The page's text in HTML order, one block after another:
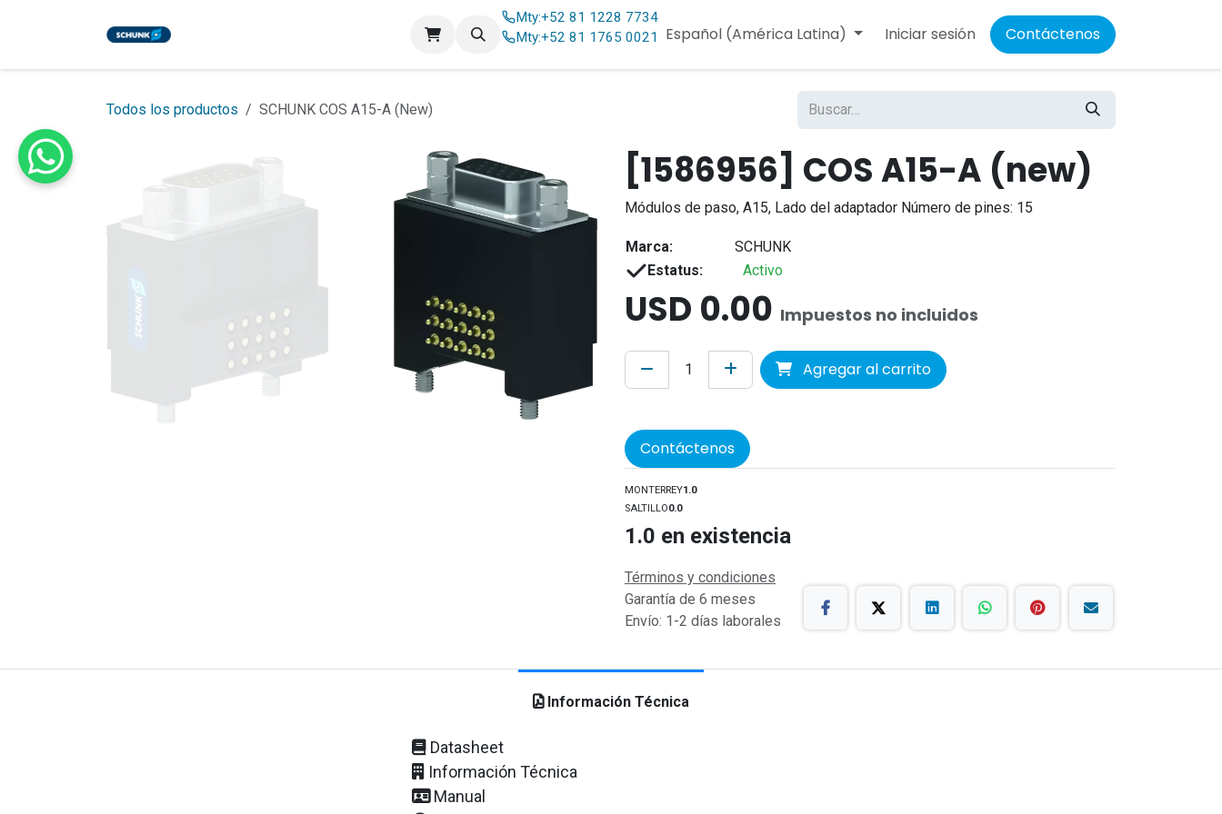
Contáctenos
Mty:+52 81 1228 7734
Mty:+52 81 1765 0021 Español (América Latina) Iniciar sesión Contáctenos
Todos los productos SCHUNK COS A15-A (New)
[1586956] COS A15-A (new)
Módulos de paso, A15, Lado del adaptador Número de pines: 15
Marca:
SCHUNK
Estatus:
Activo
USD 0.00 Impuestos no incluidos
Agregar al carrito
Contáctenos
MONTERREY1.0
SALTILLO0.0
1.0 en existencia
Términos y condiciones
Garantía de 6 meses
Envío: 1-2 días laborales
Información Técnica
Datasheet
Información Técnica
Manual